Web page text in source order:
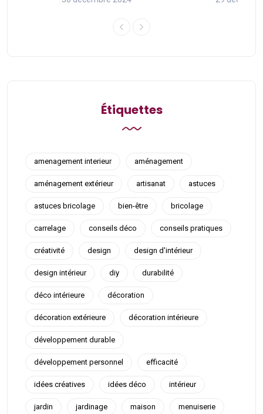
Étiquettes
amenagement interieur aménagement
aménagement extérieur artisanat astuces
astuces bricolage bien-être bricolage
carrelage conseils déco conseils pratiques
créativité design design d'intérieur
design intérieur diy durabilité
déco intérieure décoration
décoration extérieure décoration intérieure
développement durable
développement personnel efficacité
idées créatives idées déco intérieur
jardin jardinage maison menuiserie